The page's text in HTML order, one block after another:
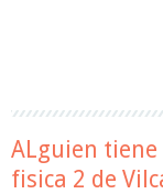
ALguien tiene
fisica 2 de